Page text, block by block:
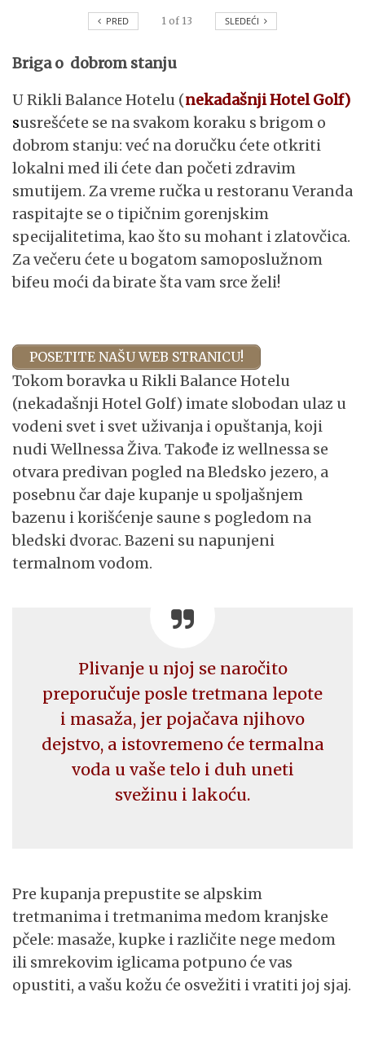
PRED 1 of 13 SLEDEĆI
Briga o dobrom stanju
U Rikli Balance Hotelu (nekadašnji Hotel Golf)
susrešćete se na svakom koraku s brigom o
dobrom stanju: već na doručku ćete otkriti
lokalni med ili ćete dan početi zdravim
smutijem. Za vreme ručka u restoranu Veranda
raspitajte se o tipičnim gorenjskim
specijalitetima, kao što su mohant i zlatovčica.
Za večeru ćete u bogatom samoposlužnom
bifeu moći da birate šta vam srce želi!
POSETITE NAŠU WEB STRANICU!
Tokom boravka u Rikli Balance Hotelu
(nekadašnji Hotel Golf) imate slobodan ulaz u
vodeni svet i svet uživanja i opuštanja, koji
nudi Wellnessa Živa. Takođe iz wellnessa se
otvara predivan pogled na Bledsko jezero, a
posebnu čar daje kupanje u spoljašnjem
bazenu i korišćenje saune s pogledom na
bledski dvorac. Bazeni su napunjeni
termalnom vodom.
Plivanje u njoj se naročito
preporučuje posle tretmana lepote
i masaža, jer pojačava njihovo
dejstvo, a istovremeno će termalna
voda u vaše telo i duh uneti
svežinu i lakoću.
Pre kupanja prepustite se alpskim
tretmanima i tretmanima medom kranjske
pčele: masaže, kupke i različite nege medom
ili smrekovim iglicama potpuno će vas
opustiti, a vašu kožu će osvežiti i vratiti joj sjaj.